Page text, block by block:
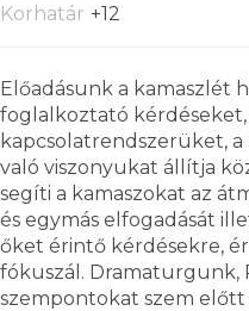
Korhatár +12
Előadásunk a kamaszlét
foglalkoztató
kapcsolatrendszerüket,
való viszonyukat állítja
segíti a kamaszokat az
és egymás elfogadását
őket érintő kérdésekre,
fókuszál. Dramaturgunk,
szempontokat szem előtt